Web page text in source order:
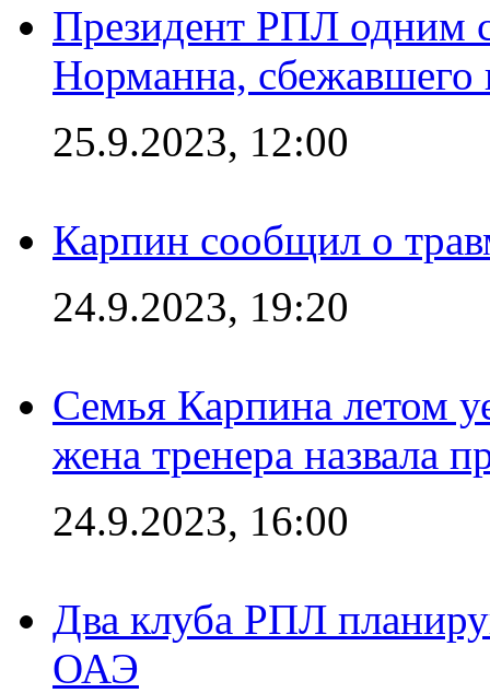
Президент РПЛ одним
Норманна, сбежавшего
25.9.2023, 12:00
Карпин сообщил о
24.9.2023, 19:20
Семья Карпина летом
жена тренера назвала
24.9.2023, 16:00
Два клуба РПЛ
ОАЭ